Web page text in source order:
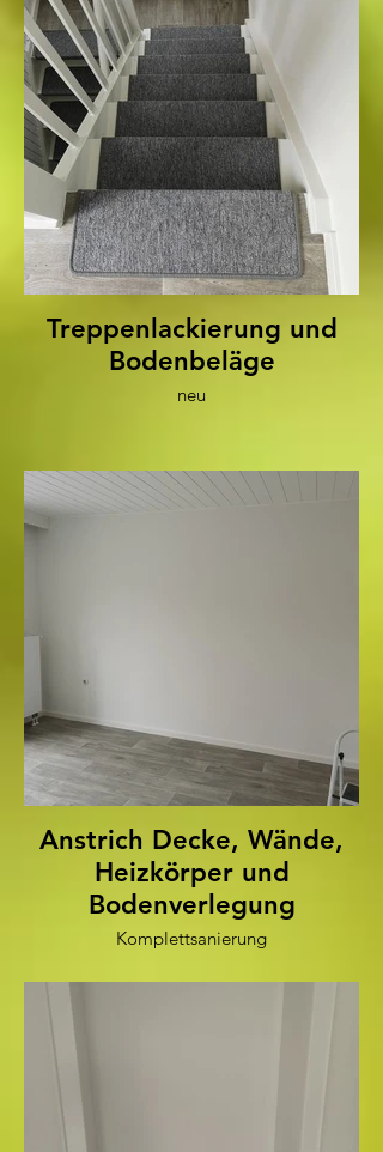
Treppenlackierung und
Bodenbeläge
neu
Anstrich Decke, Wände,
Heizkörper und
Bodenverlegung
Komplettsanierung